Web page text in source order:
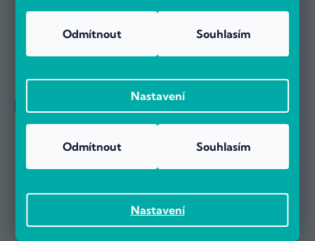
Nastavení
Odmítnout Souhlasím
Nastavení
Odmítnout Souhlasím
Reference firem